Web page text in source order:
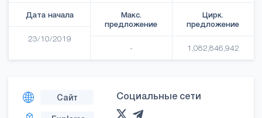
Дата начала
23/10/2019
Макс.
предложение
-
Цирк.
предложение
1,082,846,942
Сайт Социальные сети